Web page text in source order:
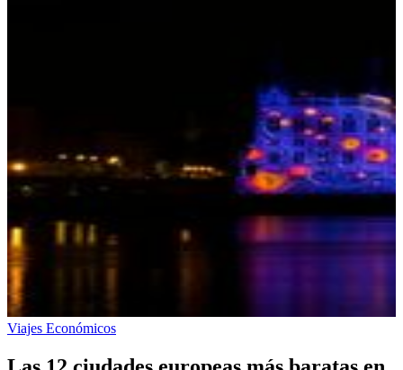
Viajes Económicos